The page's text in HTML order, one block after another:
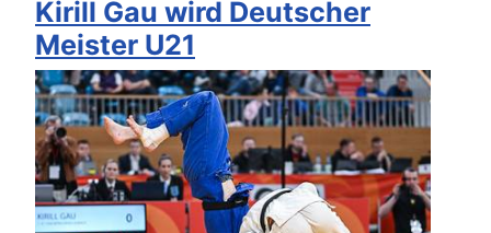
Kirill Gau wird Deutscher
Meister U21